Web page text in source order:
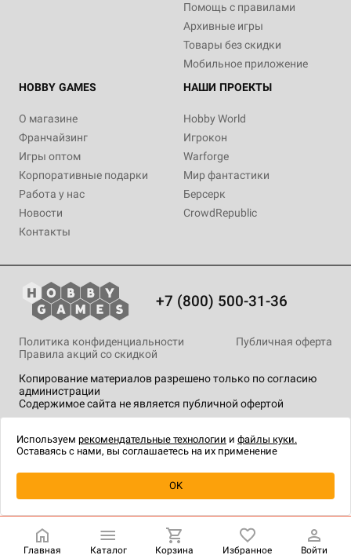
Уведомить о наличии
Помощь с правилами
Архивные игры
Товары без скидки
Мобильное приложение
HOBBY GAMES
О магазине
Франчайзинг
Игры оптом
Корпоративные подарки
Работа у нас
Новости
Контакты
НАШИ ПРОЕКТЫ
Hobby World
Игрокон
Warforge
Мир фантастики
Берсерк
CrowdRepublic
+7 (800) 500-31-36
Копирование материалов разрешено только по согласию
администрации
Содержимое сайта не является публичной офертой
Политика конфиденциальности
Публичная оферта
Правила акций со скидкой
технологии.
Главная Каталог Корзина Избранное Войти
Используем рекомендательные технологии и файлы куки.
Оставаясь с нами, вы соглашаетесь на их применение
OK